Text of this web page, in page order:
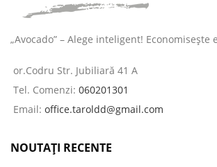
„Avocado” – Alege inteligent! Economisește
or.Codru Str. Jubiliară 41 A
Tel. Comenzi: 060201301
Email: office.taroldd@gmail.com
NOUTAȚI RECENTE